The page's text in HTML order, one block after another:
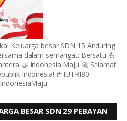
Keluarga besar SDN 15 Anduring
dalam semangat: Bersatu 💪
🤝 Indonesia Maju 🚀 Selamat
Indonesia! #HUTRI80
BESAR SDN 29 PEBAYAN